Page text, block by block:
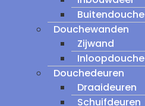
Buitendouche
Douchewanden
Zijwand
Inloopdouche
Douchedeuren
Draaideuren
Schuifdeuren